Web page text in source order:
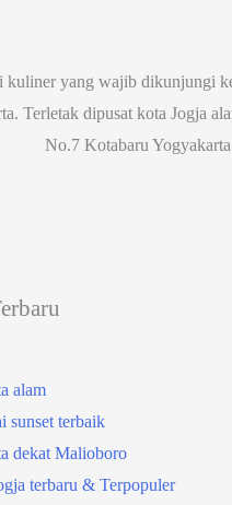
kuliner yang wajib dikunjungi
Terletak dipusat kota Jogja
No.7 Kotabaru
alam
sunset terbaik
dekat Malioboro
terbaru & Terpopuler